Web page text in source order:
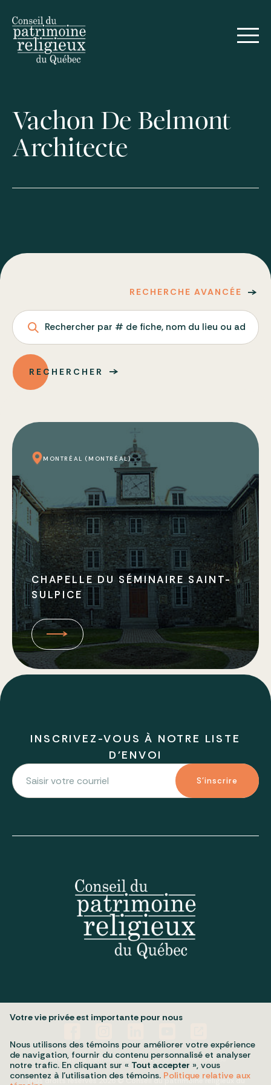
Vachon De Belmont
Architecte
RECHERCHE AVANCÉE
Rechercher par # de fiche, nom du lieu ou adresse
RECHERCHER
MONTRÉAL (MONTRÉAL)
CHAPELLE DU SÉMINAIRE SAINT-
SULPICE
INSCRIVEZ-VOUS À NOTRE LISTE
D'ENVOI
S'inscrire
Politique de confidentialitéMes préférences cookies
Tous droits réservés 2026 © Conseil du patrimoine religieux du
Votre vie privée est importante pour nous
Nous utilisons des témoins pour améliorer votre expérience
de navigation, fournir du contenu personnalisé et analyser
notre trafic. En cliquant sur « Tout accepter », vous
consentez à l’utilisation des témoins. Politique relative aux